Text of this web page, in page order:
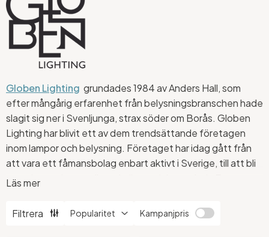
Globen Lighting grundades 1984 av Anders Hall, som
efter mångårig erfarenhet från belysningsbranschen hade
slagit sig ner i Svenljunga, strax söder om Borås. Globen
Lighting har blivit ett av dem trendsättande företagen
inom lampor och belysning. Företaget har idag gått från
att vara ett fåmansbolag enbart aktivt i Sverige, till att bli
en av branschens större aktörer och har nu hela Europa
från
bordslampor vägglampor golvlamportill
. Globen Lighting tillverkar även en del lampor
Läs mer
Filtrera Kampanjpris